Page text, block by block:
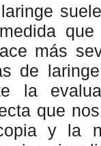
más
de
la
que
y la